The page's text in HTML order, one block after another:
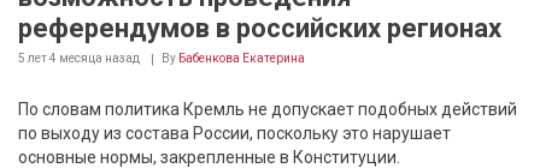
референдумов в российских регионах
5 лет 4 месяца назад By Бабенкова Екатерина
По словам политика Кремль не допускает подобных действий
по выходу из состава России, поскольку это нарушает
основные нормы, закрепленные в Конституции.